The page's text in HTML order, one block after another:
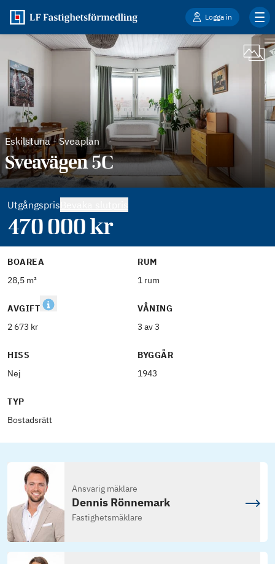
Logga in
Eskilstuna-Sveaplan
Sveavägen 5C
Utgångspris
470 000kr
BOAREA
28,5 m²
RUM
1 rum
AVGIFT
2 673 kr
VÅNING
3 av 3
HISS
Nej
BYGGÅR
1943
TYP
Bostadsrätt
Ansvarig mäklare
Dennis Rönnemark
Fastighetsmäklare